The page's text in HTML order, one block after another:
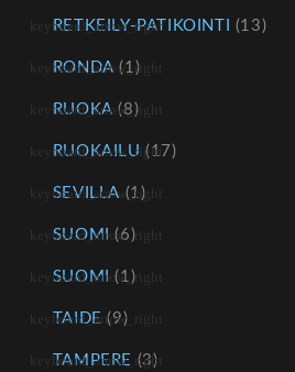
RETKEILY-PATIKOINTI (13)
RONDA (1)
RUOKA (8)
RUOKAILU (17)
SEVILLA (1)
SUOMI (6)
SUOMI (1)
TAIDE (9)
TAMPERE (3)